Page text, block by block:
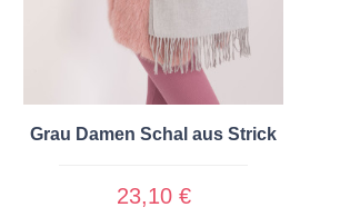
Grau Damen Schal aus Strick
23,10 €